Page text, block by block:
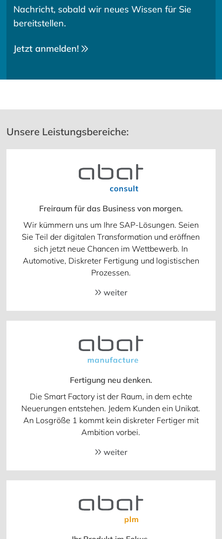
Nachricht, sobald wir neues Wissen für Sie
bereitstellen.
Jetzt anmelden!
Unsere Leistungsbereiche:
Freiraum für das Business von morgen.
Wir kümmern uns um Ihre SAP-Lösungen. Seien
Sie Teil der digitalen Transformation und eröffnen
sich jetzt neue Chancen im Wettbewerb. In
Automotive, Diskreter Fertigung und logistischen
Prozessen.
weiter
Fertigung neu denken.
Die Smart Factory ist der Raum, in dem echte
Neuerungen entstehen. Jedem Kunden ein Unikat.
An Losgröße 1 kommt kein diskreter Fertiger mit
Ambition vorbei.
weiter